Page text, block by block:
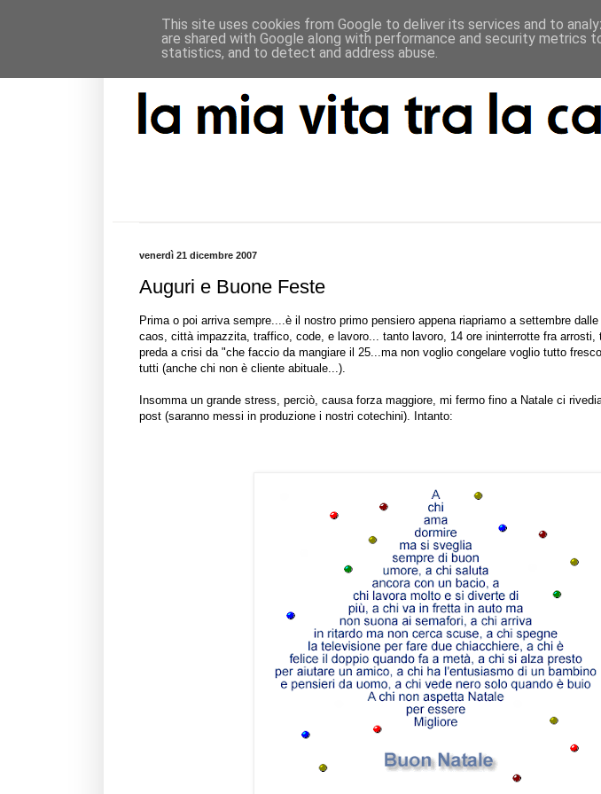
venerdì 21 dicembre 2007
Auguri e Buone Feste
Prima o poi arriva sempre....è il nostro primo pensiero appena riapriamo a settembre
caos, città impazzita, traffico, code, e lavoro... tanto lavoro, 14 ore ininterrotte fra arrosti,
preda a crisi da "che faccio da mangiare il 25...ma non voglio congelare voglio tutto
tutti (anche chi non è cliente abituale...).
Insomma un grande stress, perciò, causa forza maggiore, mi fermo fino a Natale ci
post (saranno messi in produzione i nostri cotechini). Intanto:
This site uses cookies from Google to deliver its services and to
are shared with Google along with performance and security metrics
statistics, and to detect and address abuse.